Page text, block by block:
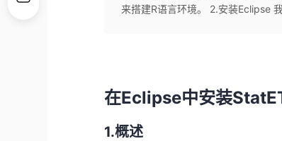
来搭建R语言环境。 2.安装Eclipse
在Eclipse中安装
1.概述